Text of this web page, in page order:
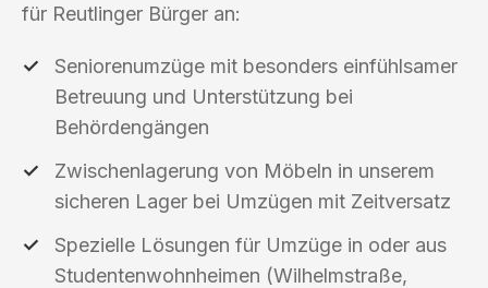
für Reutlinger Bürger an:
Seniorenumzüge mit besonders einfühlsamer
Betreuung und Unterstützung bei
Behördengängen
Zwischenlagerung von Möbeln in unserem
sicheren Lager bei Umzügen mit Zeitversatz
Spezielle Lösungen für Umzüge in oder aus
Studentenwohnheimen (Wilhelmstraße,